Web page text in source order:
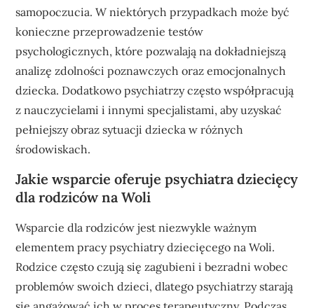
samopoczucia. W niektórych przypadkach może być
konieczne przeprowadzenie testów
psychologicznych, które pozwalają na dokładniejszą
analizę zdolności poznawczych oraz emocjonalnych
dziecka. Dodatkowo psychiatrzy często współpracują
z nauczycielami i innymi specjalistami, aby uzyskać
pełniejszy obraz sytuacji dziecka w różnych
środowiskach.
Jakie wsparcie oferuje psychiatra dziecięcy
dla rodziców na Woli
Wsparcie dla rodziców jest niezwykle ważnym
elementem pracy psychiatry dziecięcego na Woli.
Rodzice często czują się zagubieni i bezradni wobec
problemów swoich dzieci, dlatego psychiatrzy starają